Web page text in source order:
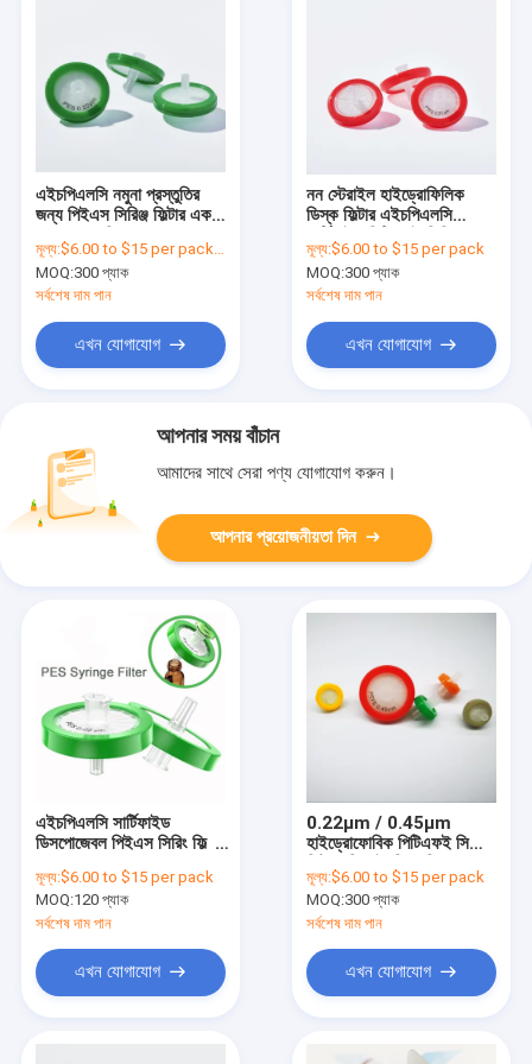
এইচপিএলসি নমুনা প্রস্তুতির
জন্য পিইএস সিরিঞ্জ ফিল্টার একক
মূল্য:$6.00 to $15 per pack,please contact sales for price
MOQ:300 প্যাক
সর্বশেষ দাম পান
এখন যোগাযোগ
নন স্টেরাইল হাইড্রোফিলিক
ডিস্ক ফিল্টার এইচপিএলসি
ফিল্টার 0.22 মাইক্রন
মূল্য:$6.00 to $15 per pack
MOQ:300 প্যাক
সর্বশেষ দাম পান
এখন যোগাযোগ
আপনার সময় বাঁচান
আমাদের সাথে সেরা পণ্য যোগাযোগ করুন।
আপনার প্রয়োজনীয়তা দিন
এইচপিএলসি সার্টিফাইড
ডিসপোজেবল পিইএস সিরিং ফিল্টার
33mm ব্যাসার্ধ
মূল্য:$6.00 to $15 per pack
MOQ:120 প্যাক
সর্বশেষ দাম পান
এখন যোগাযোগ
0.22μm / 0.45μm
হাইড্রোফোবিক পিটিএফই সিরিং
জিসি নমুনা প্রাক ফিল্টারিংয়ের
জন্য 13/25/33 মিমি
মূল্য:$6.00 to $15 per pack
MOQ:300 প্যাক
সর্বশেষ দাম পান
এখন যোগাযোগ